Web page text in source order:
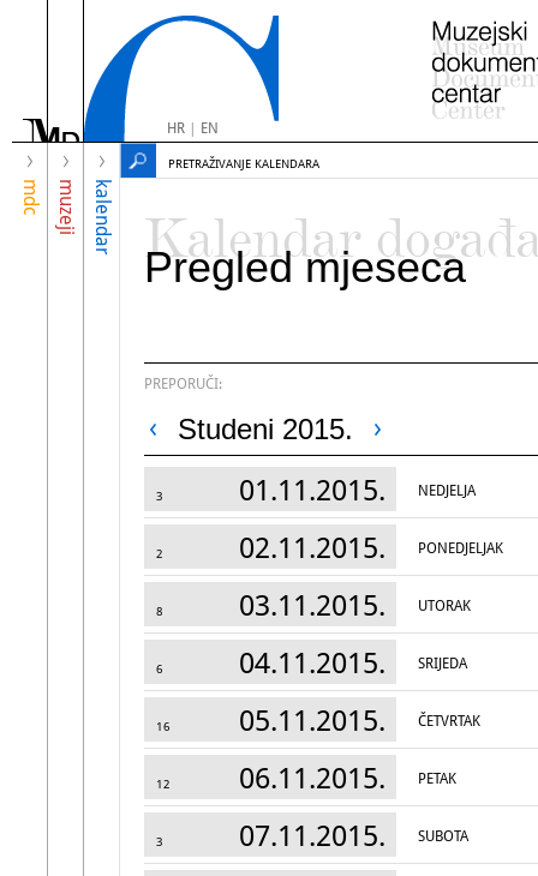
HR| EN
mdc muzeji kalendar
PRETRAŽIVANJE KALENDARA
Kalendar
Pregled mjeseca
PREPORUČI:
Studeni 2015.
3 01.11.2015. NEDJELJA
2 02.11.2015. PONEDJELJAK
8 03.11.2015. UTORAK
6 04.11.2015. SRIJEDA
16 05.11.2015. ČETVRTAK
12 06.11.2015. PETAK
3 07.11.2015. SUBOTA